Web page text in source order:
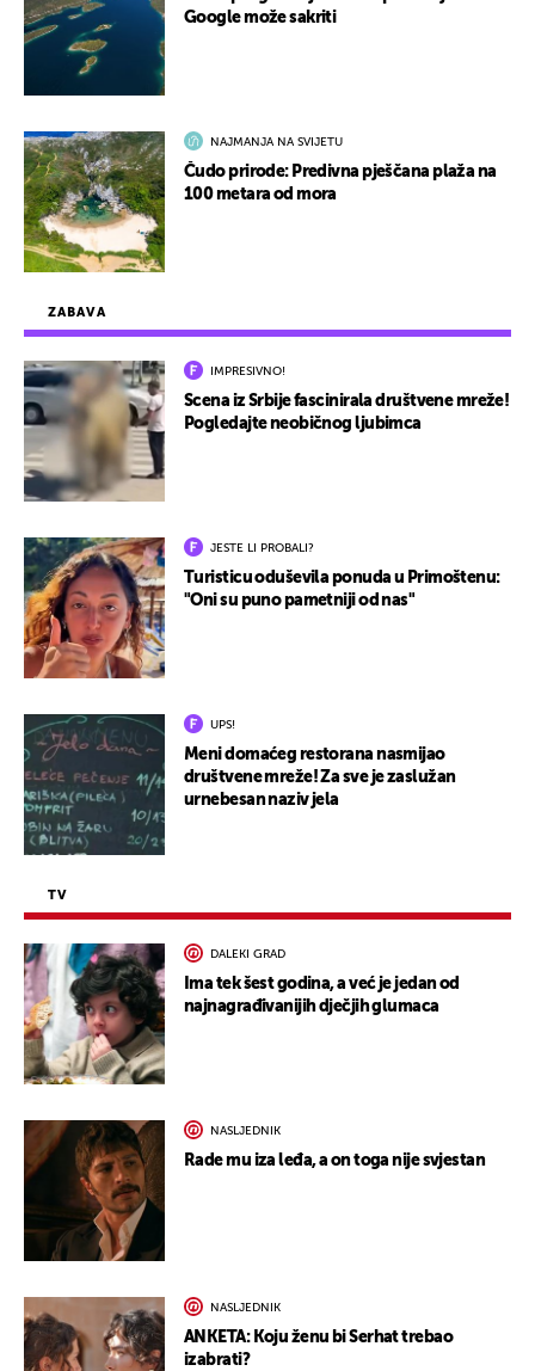
ZABAVA
IMPRESIVNO!
Scena iz Srbije fascinirala društvene mreže!
Pogledajte neobičnog ljubimca
JESTE LI PROBALI?
Turisticu oduševila ponuda u Primoštenu:
"Oni su puno pametniji od nas"
UPS!
Meni domaćeg restorana nasmijao
društvene mreže! Za sve je zaslužan
urnebesan naziv jela
TV
DALEKI GRAD
Ima tek šest godina, a već je jedan od
najnagrađivanijih dječjih glumaca
NASLJEDNIK
Rade mu iza leđa, a on toga nije svjestan
NASLJEDNIK
ANKETA: Koju ženu bi Serhat trebao
izabrati?
Google može sakriti
NAJMANJA NA SVIJETU
Čudo prirode: Predivna pješčana plaža na
100 metara od mora